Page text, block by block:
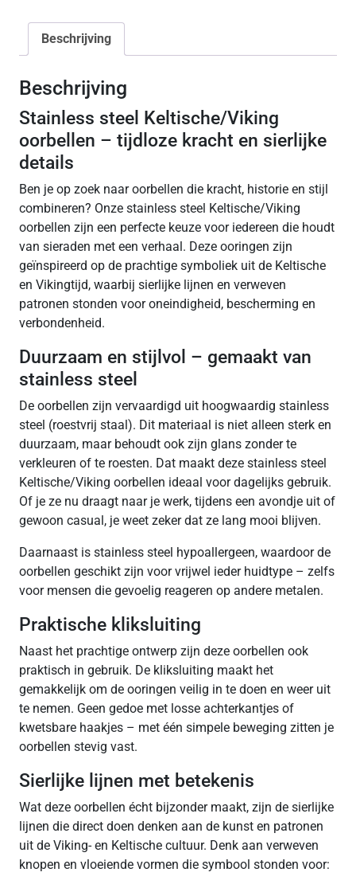
Beschrijving
Beschrijving
Stainless steel Keltische/Viking
oorbellen – tijdloze kracht en sierlijke
details
Ben je op zoek naar oorbellen die kracht, historie en stijl
combineren? Onze stainless steel Keltische/Viking
oorbellen zijn een perfecte keuze voor iedereen die houdt
van sieraden met een verhaal. Deze ooringen zijn
geïnspireerd op de prachtige symboliek uit de Keltische
en Vikingtijd, waarbij sierlijke lijnen en verweven
patronen stonden voor oneindigheid, bescherming en
verbondenheid.
Duurzaam en stijlvol – gemaakt van
stainless steel
De oorbellen zijn vervaardigd uit hoogwaardig stainless
steel (roestvrij staal). Dit materiaal is niet alleen sterk en
duurzaam, maar behoudt ook zijn glans zonder te
verkleuren of te roesten. Dat maakt deze stainless steel
Keltische/Viking oorbellen ideaal voor dagelijks gebruik.
Of je ze nu draagt naar je werk, tijdens een avondje uit of
gewoon casual, je weet zeker dat ze lang mooi blijven.
Daarnaast is stainless steel hypoallergeen, waardoor de
oorbellen geschikt zijn voor vrijwel ieder huidtype – zelfs
voor mensen die gevoelig reageren op andere metalen.
Praktische kliksluiting
Naast het prachtige ontwerp zijn deze oorbellen ook
praktisch in gebruik. De kliksluiting maakt het
gemakkelijk om de ooringen veilig in te doen en weer uit
te nemen. Geen gedoe met losse achterkantjes of
kwetsbare haakjes – met één simpele beweging zitten je
oorbellen stevig vast.
Sierlijke lijnen met betekenis
Wat deze oorbellen écht bijzonder maakt, zijn de sierlijke
lijnen die direct doen denken aan de kunst en patronen
uit de Viking- en Keltische cultuur. Denk aan verweven
knopen en vloeiende vormen die symbool stonden voor: